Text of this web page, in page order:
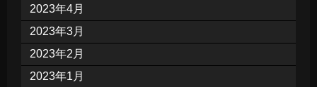
2023年4月
2023年3月
2023年2月
2023年1月